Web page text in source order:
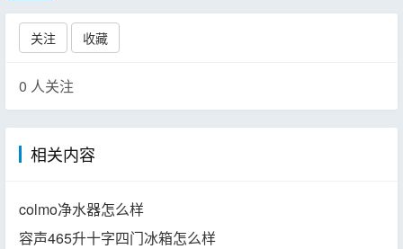
关注 收藏
0 人关注
相关内容
colmo净水器怎么样
容声465升十字四门冰箱怎么样